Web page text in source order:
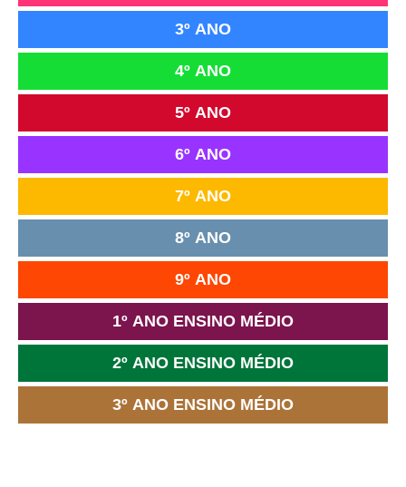
3º ANO
4º ANO
5º ANO
6º ANO
7º ANO
8º ANO
9º ANO
1º ANO ENSINO MÉDIO
2º ANO ENSINO MÉDIO
3º ANO ENSINO MÉDIO